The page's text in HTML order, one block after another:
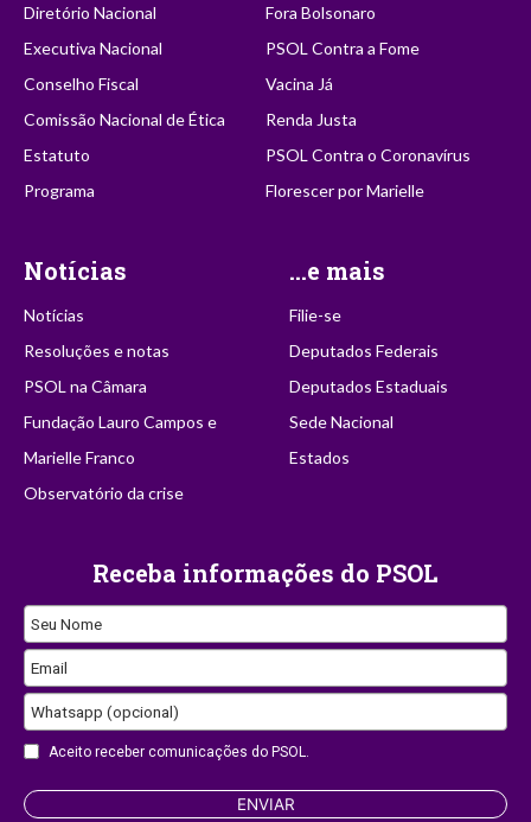
Diretório Nacional
Executiva Nacional
Conselho Fiscal
Comissão Nacional de Ética
Estatuto
Programa
Fora Bolsonaro
PSOL Contra a Fome
Vacina Já
Renda Justa
PSOL Contra o Coronavírus
Florescer por Marielle
Notícias
Notícias
Resoluções e notas
PSOL na Câmara
Fundação Lauro Campos e
Marielle Franco
Observatório da crise
...e mais
Filie-se
Deputados Federais
Deputados Estaduais
Sede Nacional
Estados
Receba informações do PSOL
Seu Nome
Phone
Number
Email
Whatsapp (opcional)
Aceito receber comunicações do PSOL.
ENVIAR